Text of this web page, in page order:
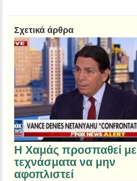
Σχετικά άρθρα
Η Χαμάς προσπαθεί με
τεχνάσματα να μην
αφοπλιστεί